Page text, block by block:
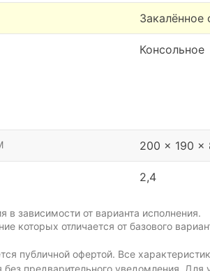
Закалённое
Консольное
200 x 190 x
2,4
зависимости от варианта исполнения.
которых отличается от базового
публичной офертой. Все